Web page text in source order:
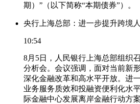
期）”（以下简称“本期债券”）。
央行上海总部：进一步提升跨境
10:54
8月5日，人民银行上海总部组织
分析会。会议强调，面对当前新
深化金融改革和高水平开放。进
业务服务质效和投融资便利化水
际金融中心发展离岸金融行动方